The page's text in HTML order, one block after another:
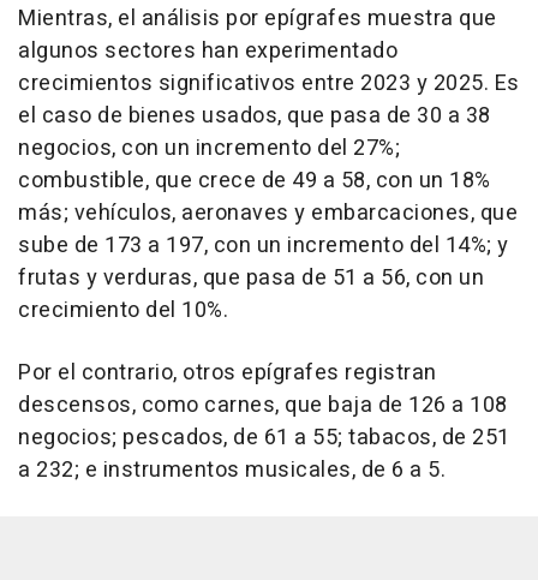
Mientras, el análisis por epígrafes muestra que
algunos sectores han experimentado
crecimientos significativos entre 2023 y 2025. Es
el caso de bienes usados, que pasa de 30 a 38
negocios, con un incremento del 27%;
combustible, que crece de 49 a 58, con un 18%
más; vehículos, aeronaves y embarcaciones, que
sube de 173 a 197, con un incremento del 14%; y
frutas y verduras, que pasa de 51 a 56, con un
crecimiento del 10%.
Por el contrario, otros epígrafes registran
descensos, como carnes, que baja de 126 a 108
negocios; pescados, de 61 a 55; tabacos, de 251
a 232; e instrumentos musicales, de 6 a 5.